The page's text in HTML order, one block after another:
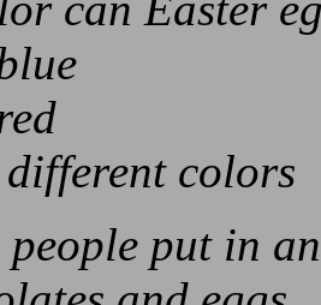
colors
put in